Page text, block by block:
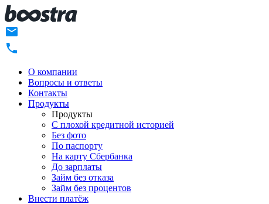
О компании
Вопросы и ответы
Контакты
Продукты
Продукты
C плохой кредитной историей
Без фото
По паспорту
На карту Сбербанка
До зарплаты
Займ без отказа
Займ без процентов
Внести платёж